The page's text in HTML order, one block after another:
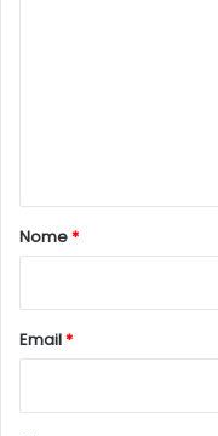
r
*
Nome*
Email*